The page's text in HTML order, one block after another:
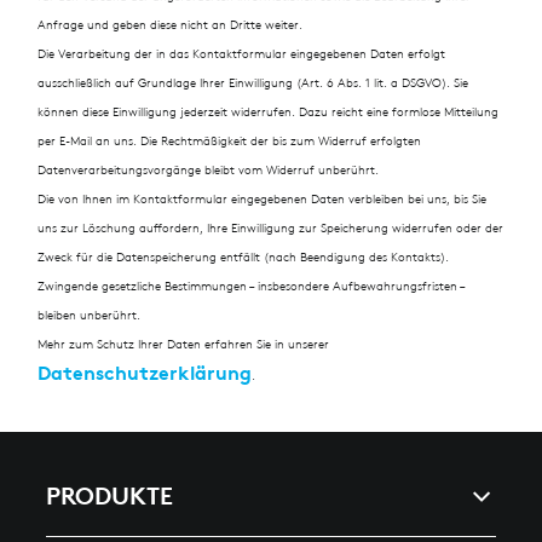
Anfrage und geben diese nicht an Dritte weiter.
Die Verarbeitung der in das Kontaktformular eingegebenen Daten erfolgt
ausschließlich auf Grundlage Ihrer Einwilligung (Art. 6 Abs. 1 lit. a DSGVO). Sie
können diese Einwilligung jederzeit widerrufen. Dazu reicht eine formlose Mitteilung
per E-Mail an uns. Die Rechtmäßigkeit der bis zum Widerruf erfolgten
Datenverarbeitungsvorgänge bleibt vom Widerruf unberührt.
Die von Ihnen im Kontaktformular eingegebenen Daten verbleiben bei uns, bis Sie
uns zur Löschung auffordern, Ihre Einwilligung zur Speicherung widerrufen oder der
Zweck für die Datenspeicherung entfällt (nach Beendigung des Kontakts).
Zwingende gesetzliche Bestimmungen – insbesondere Aufbewahrungsfristen –
bleiben unberührt.
Mehr zum Schutz Ihrer Daten erfahren Sie in unserer
Datenschutzerklärung
PRODUKTE